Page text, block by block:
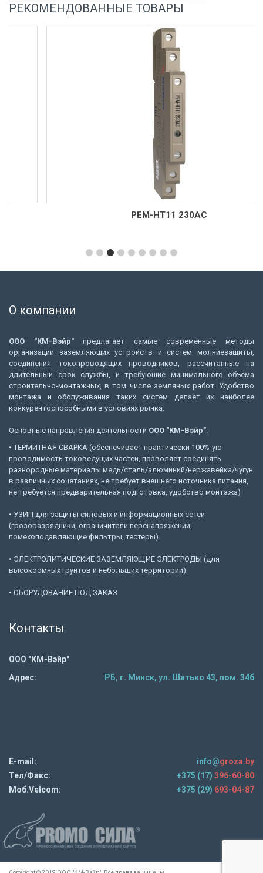
РЕКОМЕНДОВАННЫЕ ТОВАРЫ
РЕМ-НТ11 230AC
О компании
ООО "КМ-Вэйр"предлагает самые современные методы
организации заземляющих устройств и систем молниезащиты,
соединения токопроводящих проводников, рассчитанные на
длительный срок службы, и требующие минимального объема
строительно-монтажных, в том числе земляных работ. Удобство
монтажа и обслуживания таких систем делает их наиболее
конкурентоспособными в условиях рынка.
Основные направления деятельности ООО "КМ-Вэйр":
• ТЕРМИТНАЯ СВАРКА (обеспечивает практически 100%-ую
проводимость токоведущих частей, позволяет соединять
разнородные материалы медь/сталь/алюминий/нержавейка/чугун
в различных сочетаниях, не требует внешнего источника питания,
не требуется предварительная подготовка, удобство монтажа)
• УЗИП для защиты силовых и информационных сетей
(грозоразрядники, ограничители перенапряжений,
помехоподавляющие фильтры, тестеры).
• ЭЛЕКТРОЛИТИЧЕСКИЕ ЗАЗЕМЛЯЮЩИЕ ЭЛЕКТРОДЫ (для
высокоомных грунтов и небольших территорий)
• ОБОРУДОВАНИЕ ПОД ЗАКАЗ
Контакты
ООО "КМ-Вэйр"
Адрес:
РБ, г. Минск, ул. Шатько 43, пом. 34б
E-mail: info@groza.by
Тел/Факс:
+375 (17) 396-60-80
Моб.Velcom:
+375 (29) 693-04-87